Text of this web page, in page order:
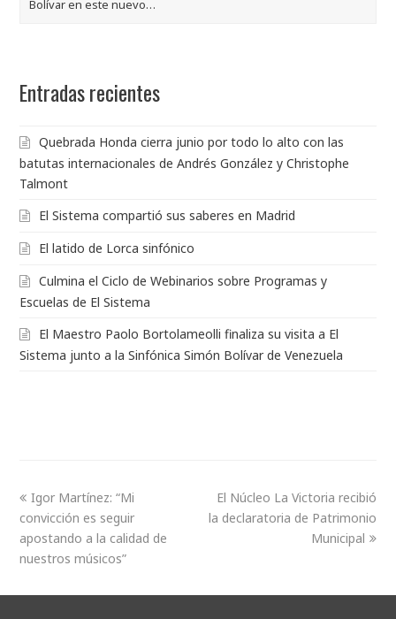
Bolívar en este nuevo…
Entradas recientes
Quebrada Honda cierra junio por todo lo alto con las
batutas internacionales de Andrés González y Christophe
Talmont
El Sistema compartió sus saberes en Madrid
El latido de Lorca sinfónico
Culmina el Ciclo de Webinarios sobre Programas y
Escuelas de El Sistema
El Maestro Paolo Bortolameolli finaliza su visita a El
Sistema junto a la Sinfónica Simón Bolívar de Venezuela
Igor Martínez: “Mi
convicción es seguir
apostando a la calidad de
nuestros músicos”
El Núcleo La Victoria recibió
la declaratoria de Patrimonio
Municipal